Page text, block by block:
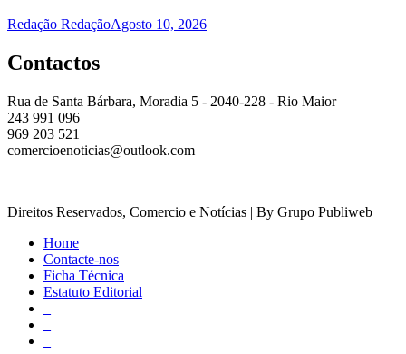
Redação RedaçãoAgosto 10, 2026
Contactos
Rua de Santa Bárbara, Moradia 5 - 2040-228 - Rio Maior
243 991 096
969 203 521
comercioenoticias@outlook.com
Direitos Reservados, Comercio e Notícias | By Grupo Publiweb
Home
Contacte-nos
Ficha Técnica
Estatuto Editorial